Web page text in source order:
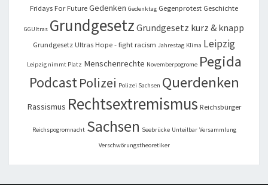
Fridays For FutureGedenken Gedenktag Gegenprotest Geschichte
GGUltras Grundgesetz Grundgesetz kurz & knapp
Grundgesetz UltrasHope - fight racism Jahrestag Klima Leipzig
Leipzig nimmt Platz Menschenrechte Novemberpogrome Pegida
Podcast Polizei Polizei Sachsen Querdenken
Rassismus Rechtsextremismus Reichsbürger
Reichspogromnacht Sachsen Seebrücke Unteilbar Versammlung
Verschwörungstheoretiker